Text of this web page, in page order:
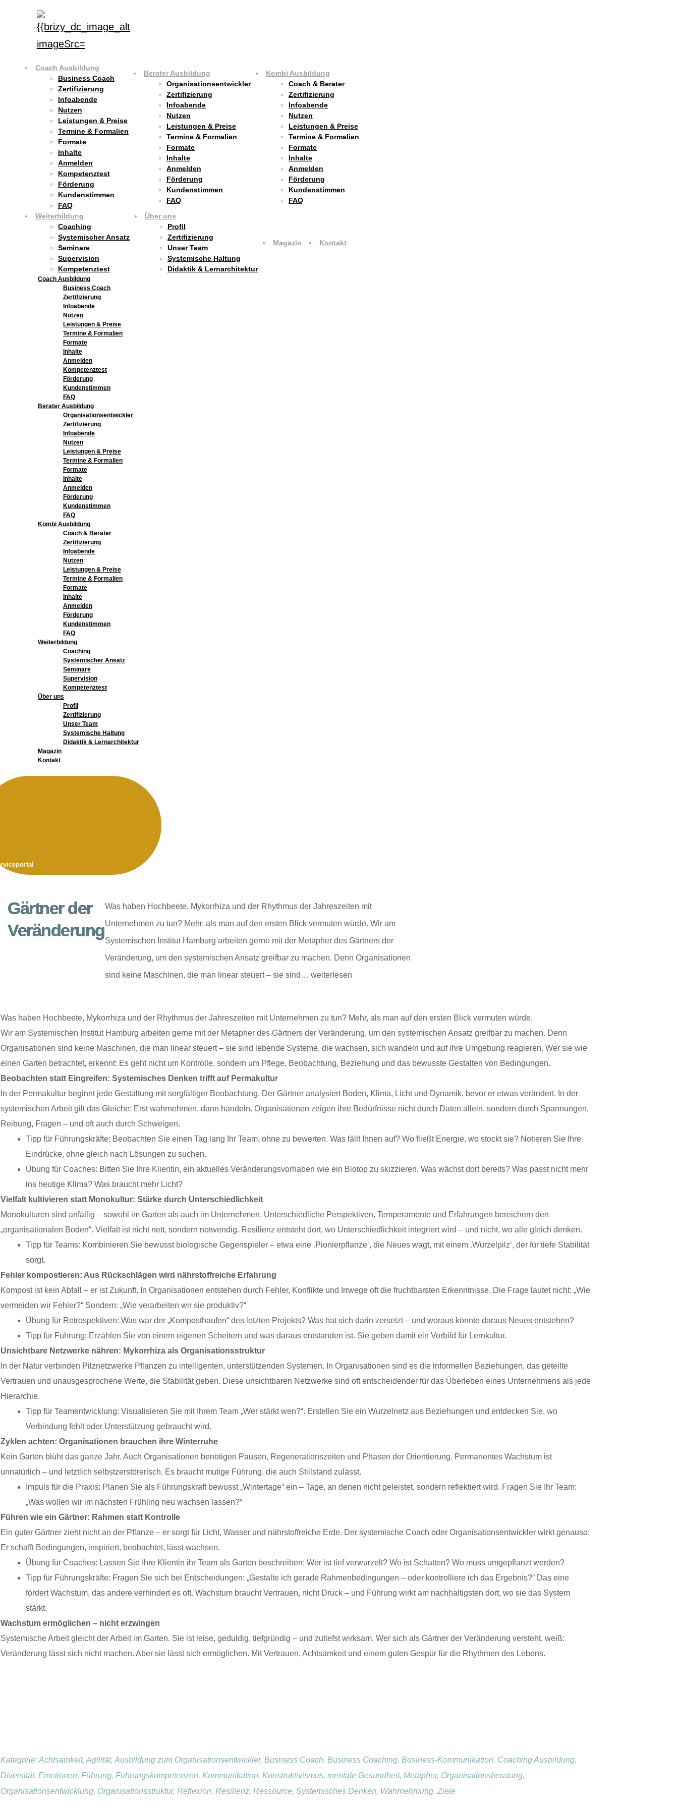
Coach Ausbildung
Business Coach
Zertifizierung
Infoabende
Nutzen
Leistungen & Preise
Termine & Formalien
Formate
Inhalte
Anmelden
Kompetenztest
Förderung
Kundenstimmen
FAQ
Berater Ausbildung
Organisationsentwickler
Zertifizierung
Infoabende
Nutzen
Leistungen & Preise
Termine & Formalien
Formate
Inhalte
Anmelden
Förderung
Kundenstimmen
FAQ
Kombi Ausbildung
Coach & Berater
Zertifizierung
Infoabende
Nutzen
Leistungen & Preise
Termine & Formalien
Formate
Inhalte
Anmelden
Förderung
Kundenstimmen
FAQ
Weiterbildung
Coaching
Systemischer Ansatz
Seminare
Supervision
Kompetenztest
Über uns
Profil
Zertifizierung
Unser Team
Systemische Haltung
Didaktik & Lernarchitektur
Magazin Kontakt
Coach Ausbildung
Business Coach
Zertifizierung
Infoabende
Nutzen
Leistungen & Preise
Termine & Formalien
Formate
Inhalte
Anmelden
Kompetenztest
Förderung
Kundenstimmen
FAQ
Berater Ausbildung
Organisationsentwickler
Zertifizierung
Infoabende
Nutzen
Leistungen & Preise
Termine & Formalien
Formate
Inhalte
Anmelden
Förderung
Kundenstimmen
FAQ
Kombi Ausbildung
Coach & Berater
Zertifizierung
Infoabende
Nutzen
Leistungen & Preise
Termine & Formalien
Formate
Inhalte
Anmelden
Förderung
Kundenstimmen
FAQ
Weiterbildung
Coaching
Systemischer Ansatz
Seminare
Supervision
Kompetenztest
Über uns
Profil
Zertifizierung
Unser Team
Systemische Haltung
Didaktik & Lernarchitektur
Magazin
Kontakt
Gärtner der
Veränderung
Was haben Hochbeete, Mykorrhiza und der Rhythmus der Jahreszeiten mit
Unternehmen zu tun? Mehr, als man auf den ersten Blick vermuten würde. Wir am
Systemischen Institut Hamburg arbeiten gerne mit der Metapher des Gärtners der
Veränderung, um den systemischen Ansatz greifbar zu machen. Denn Organisationen
sind keine Maschinen, die man linear steuert – sie sind… Gärtner
weiterlesen
Was haben Hochbeete, Mykorrhiza und der Rhythmus der Jahreszeiten mit Unternehmen zu tun? Mehr, als man auf den ersten Blick vermuten würde.
Wir am Systemischen Institut Hamburg arbeiten gerne mit der Metapher des Gärtners der Veränderung, um den systemischen Ansatz greifbar zu machen. Denn
Organisationen sind keine Maschinen, die man linear steuert – sie sind lebende Systeme, die wachsen, sich wandeln und auf ihre Umgebung reagieren. Wer sie wie
einen Garten betrachtet, erkennt: Es geht nicht um Kontrolle, sondern um Pflege, Beobachtung, Beziehung und das bewusste Gestalten von Bedingungen.
Beobachten statt Eingreifen: Systemisches Denken trifft auf Permakultur
In der Permakultur beginnt jede Gestaltung mit sorgfältiger Beobachtung. Der Gärtner analysiert Boden, Klima, Licht und Dynamik, bevor er etwas verändert. In der
systemischen Arbeit gilt das Gleiche: Erst wahrnehmen, dann handeln. Organisationen zeigen ihre Bedürfnisse nicht durch Daten allein, sondern durch Spannungen,
Reibung, Fragen – und oft auch durch Schweigen.
Tipp für Führungskräfte: Beobachten Sie einen Tag lang Ihr Team, ohne zu bewerten. Was fällt Ihnen auf? Wo fließt Energie, wo stockt sie? Notieren Sie Ihre
Eindrücke, ohne gleich nach Lösungen zu suchen.
Übung für Coaches: Bitten Sie Ihre Klientin, ein aktuelles Veränderungsvorhaben wie ein Biotop zu skizzieren. Was wächst dort bereits? Was passt nicht mehr
ins heutige Klima? Was braucht mehr Licht?
Vielfalt kultivieren statt Monokultur: Stärke durch Unterschiedlichkeit
Monokulturen sind anfällig – sowohl im Garten als auch im Unternehmen. Unterschiedliche Perspektiven, Temperamente und Erfahrungen bereichern den
„organisationalen Boden“. Vielfalt ist nicht nett, sondern notwendig. Resilienz entsteht dort, wo Unterschiedlichkeit integriert wird – und nicht, wo alle gleich denken.
Tipp für Teams: Kombinieren Sie bewusst biologische Gegenspieler – etwa eine ‚Pionierpflanze‘, die Neues wagt, mit einem ‚Wurzelpilz‘, der für tiefe Stabilität
sorgt.
Fehler kompostieren: Aus Rückschlägen wird nährstoffreiche Erfahrung
Kompost ist kein Abfall – er ist Zukunft. In Organisationen entstehen durch Fehler, Konflikte und Irrwege oft die fruchtbarsten Erkenntnisse. Die Frage lautet nicht: „Wie
vermeiden wir Fehler?“ Sondern: „Wie verarbeiten wir sie produktiv?“
Übung für Retrospektiven: Was war der „Komposthaufen“ des letzten Projekts? Was hat sich darin zersetzt – und woraus könnte daraus Neues entstehen?
Tipp für Führung: Erzählen Sie von einem eigenen Scheitern und was daraus entstanden ist. Sie geben damit ein Vorbild für Lernkultur.
Unsichtbare Netzwerke nähren: Mykorrhiza als Organisationsstruktur
In der Natur verbinden Pilznetzwerke Pflanzen zu intelligenten, unterstützenden Systemen. In Organisationen sind es die informellen Beziehungen, das geteilte
Vertrauen und unausgesprochene Werte, die Stabilität geben. Diese unsichtbaren Netzwerke sind oft entscheidender für das Überleben eines Unternehmens als jede
Hierarchie.
Tipp für Teamentwicklung: Visualisieren Sie mit Ihrem Team „Wer stärkt wen?“. Erstellen Sie ein Wurzelnetz aus Beziehungen und entdecken Sie, wo
Verbindung fehlt oder Unterstützung gebraucht wird.
Zyklen achten: Organisationen brauchen ihre Winterruhe
Kein Garten blüht das ganze Jahr. Auch Organisationen benötigen Pausen, Regenerationszeiten und Phasen der Orientierung. Permanentes Wachstum ist
unnatürlich – und letztlich selbstzerstörerisch. Es braucht mutige Führung, die auch Stillstand zulässt.
Impuls für die Praxis: Planen Sie als Führungskraft bewusst „Wintertage“ ein – Tage, an denen nicht geleistet, sondern reflektiert wird. Fragen Sie Ihr Team:
„Was wollen wir im nächsten Frühling neu wachsen lassen?“
Führen wie ein Gärtner: Rahmen statt Kontrolle
Ein guter Gärtner zieht nicht an der Pflanze – er sorgt für Licht, Wasser und nährstoffreiche Erde. Der systemische Coach oder Organisationsentwickler wirkt genauso:
Er schafft Bedingungen, inspiriert, beobachtet, lässt wachsen.
Übung für Coaches: Lassen Sie Ihre Klientin ihr Team als Garten beschreiben: Wer ist tief verwurzelt? Wo ist Schatten? Wo muss umgepflanzt werden?
Tipp für Führungskräfte: Fragen Sie sich bei Entscheidungen: „Gestalte ich gerade Rahmenbedingungen – oder kontrolliere ich das Ergebnis?“ Das eine
fördert Wachstum, das andere verhindert es oft. Wachstum braucht Vertrauen, nicht Druck – und Führung wirkt am nachhaltigsten dort, wo sie das System
stärkt.
Wachstum ermöglichen – nicht erzwingen
Systemische Arbeit gleicht der Arbeit im Garten. Sie ist leise, geduldig, tiefgründig – und zutiefst wirksam. Wer sich als Gärtner der Veränderung versteht, weiß:
Veränderung lässt sich nicht machen. Aber sie lässt sich ermöglichen. Mit Vertrauen, Achtsamkeit und einem guten Gespür für die Rhythmen des Lebens.
Kategorie:Achtsamkeit, Agilität, Ausbildung zum Organisationsentwickler, Business Coach, Business Coaching, Business-Kommunikation, Coaching Ausbildung,
Diversität, Emotionen, Führung, Führungskompetenzen, Kommunikation, Konstruktivismus, mentale Gesundheit, Metapher, Organisationsberatung,
Organisationsentwicklung, Organisationsstruktur, Reflexion, Resilienz, Ressource, Systemisches Denken, Wahrnehmung, Ziele